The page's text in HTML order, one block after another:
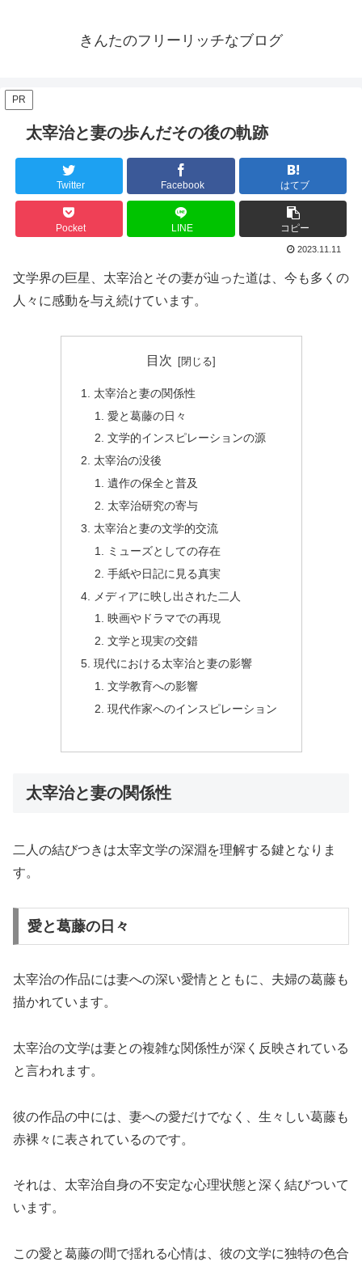
きんたのフリーリッチなブログ
PR
太宰治と妻の歩んだその後の軌跡
Twitter Facebook はてブ
Pocket LINE コピー
2023.11.11
文学界の巨星、太宰治とその妻が辿った道は、今も多くの
人々に感動を与え続けています。
目次
太宰治と妻の関係性
愛と葛藤の日々
文学的インスピレーションの源
太宰治の没後
遺作の保全と普及
太宰治研究の寄与
太宰治と妻の文学的交流
ミューズとしての存在
手紙や日記に見る真実
メディアに映し出された二人
映画やドラマでの再現
文学と現実の交錯
現代における太宰治と妻の影響
文学教育への影響
現代作家へのインスピレーション
太宰治と妻の関係性
二人の結びつきは太宰文学の深淵を理解する鍵となりま
す。
愛と葛藤の日々
太宰治の作品には妻への深い愛情とともに、夫婦の葛藤も
描かれています。
太宰治の文学は妻との複雑な関係性が深く反映されている
と言われます。
彼の作品の中には、妻への愛だけでなく、生々しい葛藤も
赤裸々に表されているのです。
それは、太宰治自身の不安定な心理状態と深く結びついて
います。
この愛と葛藤の間で揺れる心情は、彼の文学に独特の色合